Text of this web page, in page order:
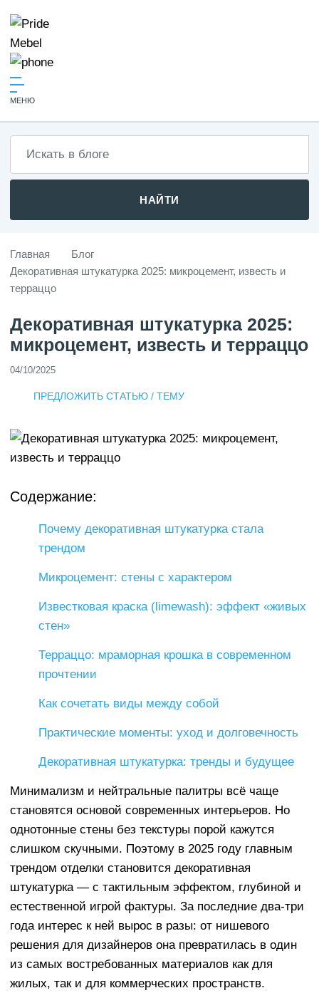
МЕНЮ
НАЙТИ
Главная
Блог
Декоративная штукатурка 2025: микроцемент, известь и
терраццо
Декоративная штукатурка 2025:
микроцемент, известь и терраццо
04/10/2025
ПРЕДЛОЖИТЬ СТАТЬЮ / ТЕМУ
Содержание:
Почему декоративная штукатурка стала
трендом
Микроцемент: стены с характером
Известковая краска (limewash): эффект «живых
стен»
Терраццо: мраморная крошка в современном
прочтении
Как сочетать виды между собой
Практические моменты: уход и долговечность
Декоративная штукатурка: тренды и будущее
Минимализм и нейтральные палитры всё чаще
становятся основой современных интерьеров. Но
однотонные стены без текстуры порой кажутся
слишком скучными. Поэтому в 2025 году главным
трендом отделки становится декоративная
штукатурка — с тактильным эффектом, глубиной и
естественной игрой фактуры. За последние два-три
года интерес к ней вырос в разы: от нишевого
решения для дизайнеров она превратилась в один
из самых востребованных материалов как для
жилых, так и для коммерческих пространств.